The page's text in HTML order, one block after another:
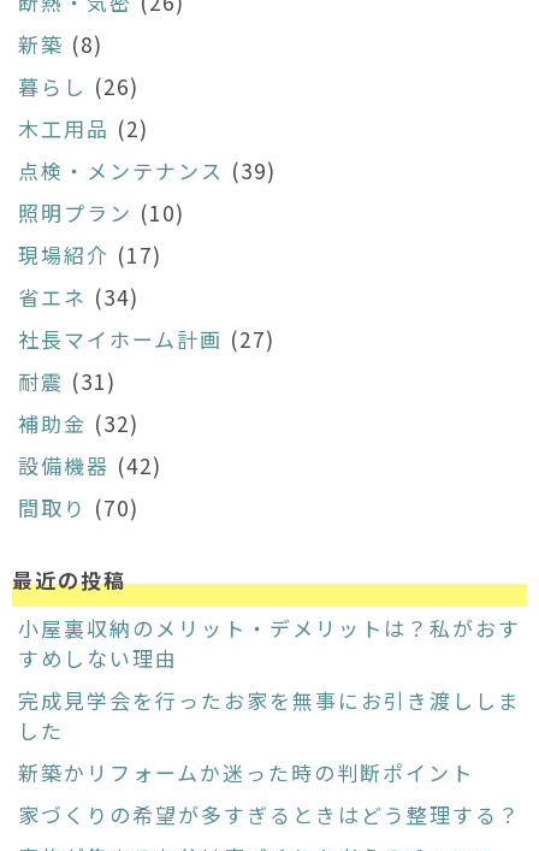
新築 (8)
暮らし (26)
木工用品 (2)
点検・メンテナンス (39)
照明プラン (10)
現場紹介 (17)
省エネ (34)
社長マイホーム計画 (27)
耐震 (31)
補助金 (32)
設備機器 (42)
間取り (70)
最近の投稿
小屋裏収納のメリット・デメリットは？私がおす
すめしない理由
完成見学会を行ったお家を無事にお引き渡ししま
した
新築かリフォームか迷った時の判断ポイント
家づくりの希望が多すぎるときはどう整理する？